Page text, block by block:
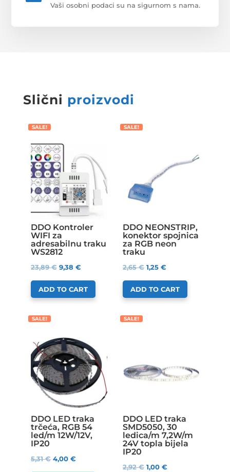
Vaši osobni podaci su na sigurnom s nama.
Slični proizvodi
SALE!
DDO Kontroler
WIFI za
adresabilnu traku
WS2812
23,89€ 9,38 €
ADD TO CART
SALE!
DDO NEONSTRIP,
konektor spojnica
za RGB neon
traku
2,65€ 1,25 €
ADD TO CART
SALE!
DDO LED traka
trčeća, RGB 54
led/m 12W/12V,
IP20
5,31€ 4,00 €
SALE!
DDO LED traka
SMD5050, 30
ledica/m 7,2W/m
24V topla bijela
IP20
2,92€ 1,00 €